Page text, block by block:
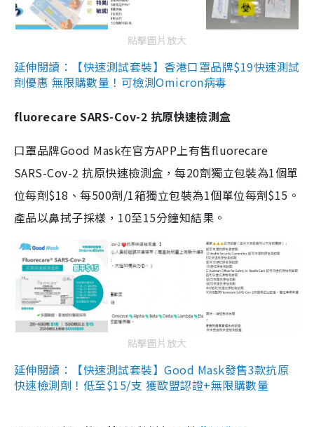
點擊圖片放大
延伸閱讀：【快速測試套裝】香港口罩品牌$19快速測試
劑優惠 無限購數量！可檢測Omicron病毒
fluorecare SARS-Cov-2 抗原快速檢測盒
口罩品牌Good Mask在官方APP上有售fluorecare
SARS-Cov-2 抗原快速檢測盒，每20劑獨立包裝為1個單
位每劑$18、每500劑/1箱獨立包裝為1個單位每劑$15。
產品以鼻拭子採樣，10至15分鐘知結果。
點擊圖片放大
延伸閱讀：【快速測試套裝】Good Mask發售3款抗原
快速檢測劑！低至$15/支 獲歐盟認證+無限購數量